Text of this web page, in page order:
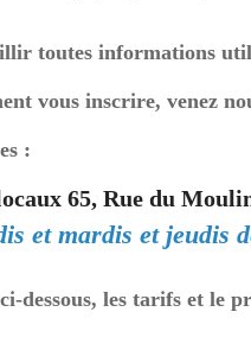
toutes informations
vous inscrire, venez
:
65, Rue du
et mardis et jeudis
dessous, les tarifs et le